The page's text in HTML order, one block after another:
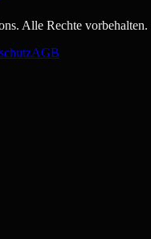
Alle Rechte vorbehalten.
AGB